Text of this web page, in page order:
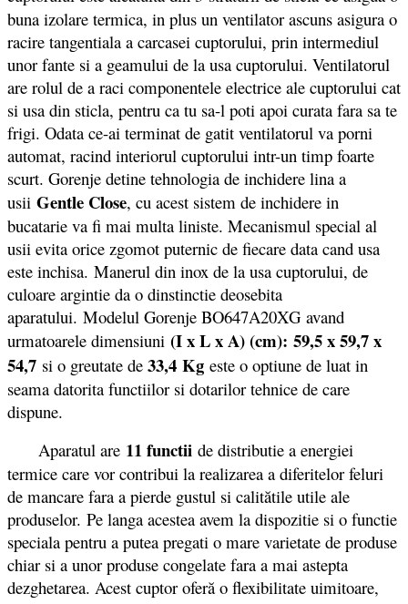
buna izolare termica, in plus un ventilator ascuns asigura o
racire tangentiala a carcasei cuptorului, prin intermediul
unor fante si a geamului de la usa cuptorului. Ventilatorul
are rolul de a raci componentele electrice ale cuptorului cat
si usa din sticla, pentru ca tu sa-l poti apoi curata fara sa te
frigi. Odata ce-ai terminat de gatit ventilatorul va porni
automat, racind interiorul cuptorului intr-un timp foarte
scurt. Gorenje detine tehnologia de inchidere lina a
usii Gentle Close, cu acest sistem de inchidere in
bucatarie va fi mai multa liniste. Mecanismul special al
usii evita orice zgomot puternic de fiecare data cand usa
este inchisa. Manerul din inox de la usa cuptorului, de
culoare argintie da o dinstinctie deosebita
aparatului. Modelul Gorenje BO647A20XG avand
urmatoarele dimensiuni (I x L x A) (cm): 59,5 x 59,7 x
54,7 si o greutate de 33,4 Kg este o optiune de luat in
seama datorita functiilor si dotarilor tehnice de care
dispune.
Aparatul are 11 functii de distributie a energiei
termice care vor contribui la realizarea a diferitelor feluri
de mancare fara a pierde gustul si calitătile utile ale
produselor. Pe langa acestea avem la dispozitie si o functie
speciala pentru a putea pregati o mare varietate de produse
chiar si a unor produse congelate fara a mai astepta
dezghetarea. Acest cuptor oferă o flexibilitate uimitoare,